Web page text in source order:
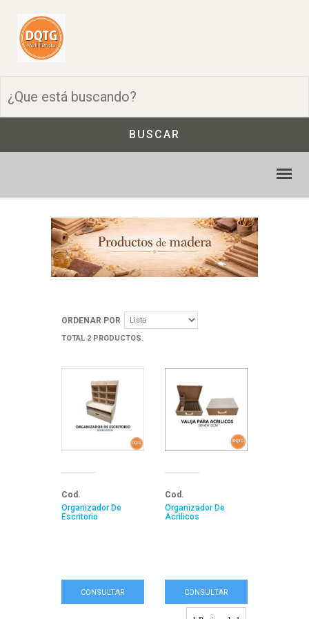
BUSCAR
ORDENAR POR
TOTAL 2 PRODUCTOS.
Cod.
Organizador De
Escritorio
CONSULTAR
Cod.
Organizador De
Acrilicos
CONSULTAR